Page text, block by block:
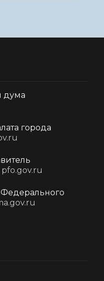
дума
города
pfo.gov.ru
Федерального